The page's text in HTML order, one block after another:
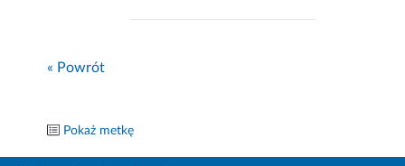
« Powrót
Pokaż metkę